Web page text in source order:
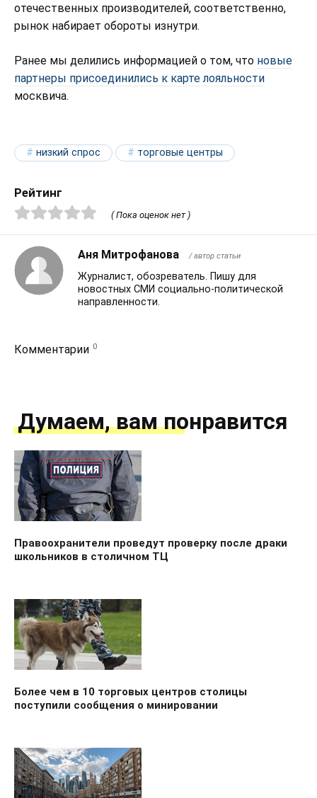
отечественных производителей, соответственно,
рынок набирает обороты изнутри.
Ранее мы делились информацией о том, что новые
партнеры присоединились к карте лояльности
москвича.
низкий спрос торговые центры
Рейтинг
( Пока оценок нет )
Аня Митрофанова / автор статьи
Журналист, обозреватель. Пишу для
новостных СМИ социально-политической
направленности.
Комментарии 0
Думаем, вам понравится
Правоохранители проведут проверку после драки
школьников в столичном ТЦ
Более чем в 10 торговых центров столицы
поступили сообщения о минировании